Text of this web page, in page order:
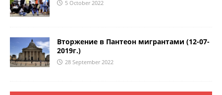
5 October 2022
Вторжение в Пантеон мигрантами (12-07-
2019г.)
28 September 2022